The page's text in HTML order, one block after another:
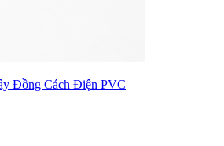
Đồng Cách Điện PVC